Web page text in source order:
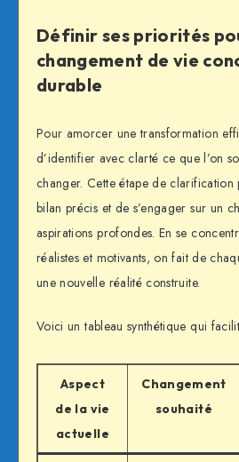
Définir ses priorités
changement de vie
durable
Pour amorcer une transformation
d’identifier avec clarté ce que l’on
changer. Cette étape de clarification
bilan précis et de s’engager sur un
aspirations profondes. En se
réalistes et motivants, on fait de
une nouvelle réalité construite.
Voici un tableau synthétique qui
Aspect
de la vie
actuelle
Changement
souhaité